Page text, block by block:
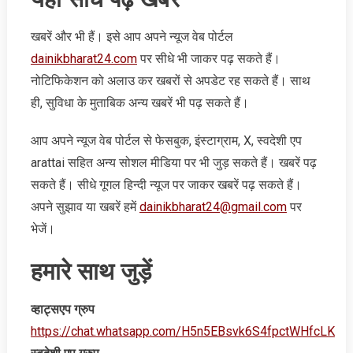
खबरें और भी हैं। इसे आप अपने न्‍यूज वेब पोर्टल
dainikbharat24.comपर सीधे भी जाकर पढ़ सकते हैं।
नोटिफिकेशन को अलाउ कर खबरों से अपडेट रह सकते हैं। साथ
ही, सुविधा के मुताबिक अन्‍य खबरें भी पढ़ सकते हैं।
आप अपने न्‍यूज वेब पोर्टल से फेसबुक, इंस्‍टाग्राम, X, स्‍वदेशी एप
arattai सहित अन्‍य सोशल मीडिया पर भी जुड़ सकते हैं। खबरें पढ़
सकते हैं। सीधे गूगल हिन्‍दी न्‍यूज पर जाकर खबरें पढ़ सकते हैं।
अपने सुझाव या खबरें हमेंdainikbharat24@gmail.comपर
भेजें।
हमारे साथ जुड़ें
व्‍हाट्सएप ग्रुप
https://chat.whatsapp.com/H5n5EBsvk6S4fpctWHfcLK